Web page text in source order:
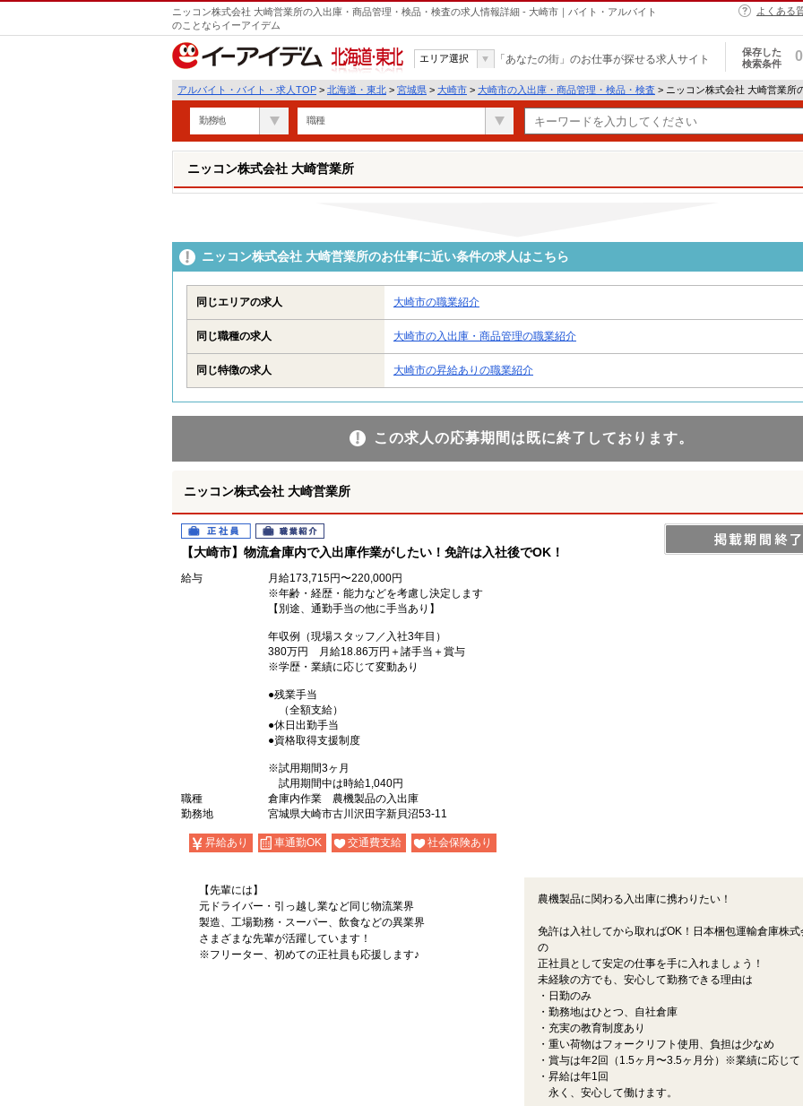
ニッコン株式会社 大崎営業所の入出庫・商品管理・検品・検査の求人情報詳細 - 大崎市｜バイト・アルバイト
のことならイーアイデム
よくある
北海道・東北
エリア選択 「あなたの街」のお仕事が探せる求人サイト
保存した
検索条件
0
アルバイト・バイト・求人TOP > 北海道・東北 > 宮城県 > 大崎市 > 大崎市の入出庫・商品管理・検品・検査 > ニッコン株式会社 大崎営業所
勤務地 職種
ニッコン株式会社 大崎営業所
ニッコン株式会社 大崎営業所のお仕事に近い条件の求人はこちら
同じエリアの求人 大崎市の職業紹介
同じ職種の求人 大崎市の入出庫・商品管理の職業紹介
同じ特徴の求人 大崎市の昇給ありの職業紹介
この求人の応募期間は既に終了しております。
ニッコン株式会社 大崎営業所
正社員 職業紹介
【大崎市】物流倉庫内で入出庫作業がしたい！免許は入社後でOK！
給与
月給173,715円〜220,000円
※年齢・経歴・能力などを考慮し決定します
【別途、通勤手当の他に手当あり】
年収例（現場スタッフ／入社3年目）
380万円 月給18.86万円＋諸手当＋賞与
※学歴・業績に応じて変動あり
●残業手当
（全額支給）
●休日出勤手当
●資格取得支援制度
※試用期間3ヶ月
試用期間中は時給1,040円
職種
倉庫内作業 農機製品の入出庫
勤務地
宮城県大崎市古川沢田字新貝沼53-11
昇給あり 車通勤OK 交通費支給 社会保険あり
【先輩には】
元ドライバー・引っ越し業など同じ物流業界
製造、工場勤務・スーパー、飲食などの異業界
さまざまな先輩が活躍しています！
※フリーター、初めての正社員も応援します♪
農機製品に関わる入出庫に携わりたい！
免許は入社してから取ればOK！日本梱包運輸倉庫株式
の
正社員として安定の仕事を手に入れましょう！
未経験の方でも、安心して勤務できる理由は
・日勤のみ
・勤務地はひとつ、自社倉庫
・充実の教育制度あり
・重い荷物はフォークリフト使用、負担は少なめ
・賞与は年2回（1.5ヶ月〜3.5ヶ月分）※業績に応じて
・昇給は年1回
永く、安心して働けます。